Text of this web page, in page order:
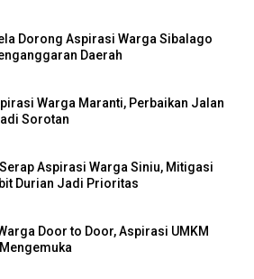
Dorong Aspirasi Warga Sibalago
Daerah
Warga Maranti, Perbaikan Jalan
Sorotan
Aspirasi Warga Siniu, Mitigasi
Durian Jadi Prioritas
Door to Door, Aspirasi UMKM